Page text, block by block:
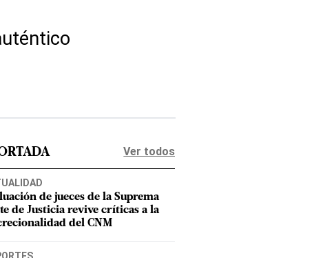
Ver todos
de jueces de la Suprema
de Justicia revive críticas a la
del CNM